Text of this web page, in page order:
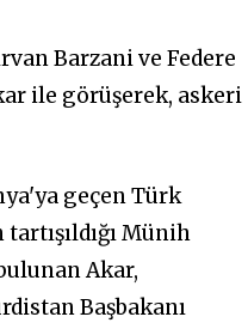
Barzani ve Federe
ile görüşerek, askeri
geçen Türk
Münih
Akar,
Başbakanı